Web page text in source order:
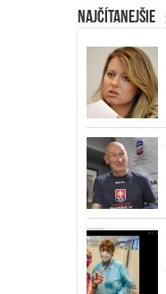
Najčítanejšie